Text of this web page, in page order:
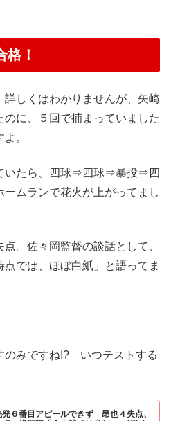
格！
詳しくはわかりませんが、矢崎
に、５回で捕まっていました
。
いたら、四球⇒四球⇒暴投⇒四
ムランで花火が上がってまし
。佐々岡監督の談話として、
では、ほぼ白紙」と語ってま
のみですね!? いつテストする
発６番目アピールできず 昂也４失点、